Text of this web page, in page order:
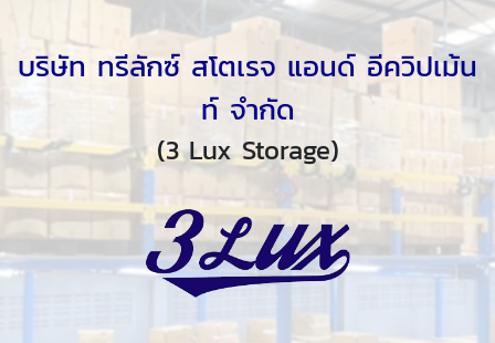
บริษัท ทรีลักซ์ สโตเรจ แอนด์ อีควิปเม้น
ท์ จำกัด
(3 Lux Storage)